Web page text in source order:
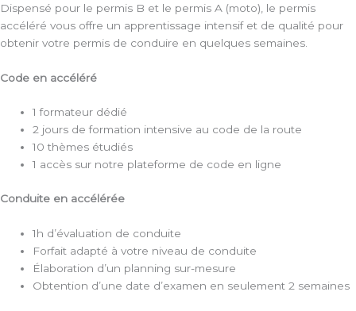
Dispensé pour le permis B et le permis A (moto), le permis
accéléré vous offre un apprentissage intensif et de qualité pour
obtenir votre permis de conduire en quelques semaines.
Code en accéléré
1 formateur dédié
2 jours de formation intensive au code de la route
10 thèmes étudiés
1 accès sur notre plateforme de code en ligne
Conduite en accélérée
1h d’évaluation de conduite
Forfait adapté à votre niveau de conduite
Élaboration d’un planning sur-mesure
Obtention d’une date d’examen en seulement 2 semaines